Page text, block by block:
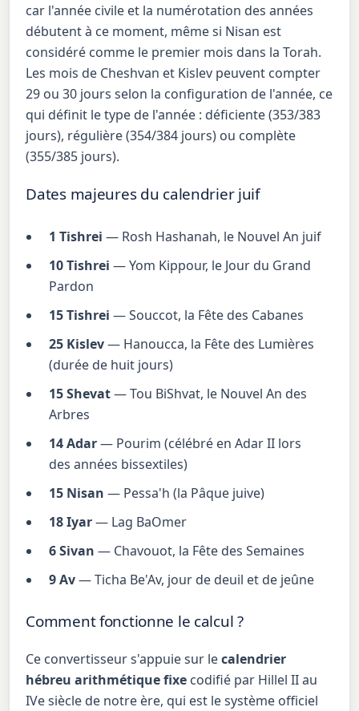
car l'année civile et la numérotation des années
débutent à ce moment, même si Nisan est
considéré comme le premier mois dans la Torah.
Les mois de Cheshvan et Kislev peuvent compter
29 ou 30 jours selon la configuration de l'année, ce
qui définit le type de l'année : déficiente (353/383
jours), régulière (354/384 jours) ou complète
(355/385 jours).
Dates majeures du calendrier juif
1 Tishrei — Rosh Hashanah, le Nouvel An juif
10 Tishrei — Yom Kippour, le Jour du Grand
Pardon
15 Tishrei — Souccot, la Fête des Cabanes
25 Kislev— Hanoucca, la Fête des Lumières
(durée de huit jours)
15 Shevat— Tou BiShvat, le Nouvel An des
Arbres
14 Adar— Pourim (célébré en Adar II lors
des années bissextiles)
15 Nisan — Pessa'h (la Pâque juive)
18 Iyar— Lag BaOmer
6 Sivan — Chavouot, la Fête des Semaines
9 Av— Ticha Be'Av, jour de deuil et de jeûne
Comment fonctionne le calcul ?
Ce convertisseur s'appuie sur lecalendrier
hébreu arithmétique fixe codifié par Hillel II au
IVe siècle de notre ère, qui est le système officiel